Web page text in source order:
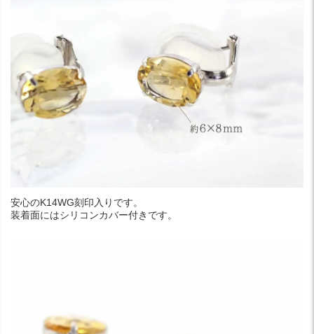
安心のK14WG刻印入りです。
装着面にはシリコンカバー付きです。